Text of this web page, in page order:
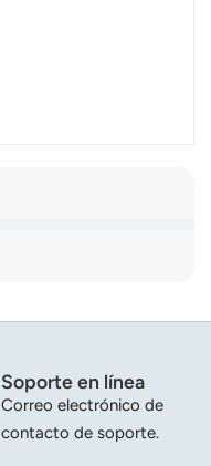
Soporte en línea
Correo electrónico de
contacto de soporte.